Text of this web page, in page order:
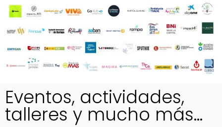
Eventos, actividades,
talleres y mucho más...